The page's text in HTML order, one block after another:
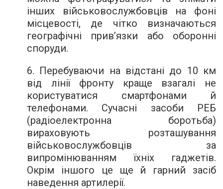
інших військовослужбовців на фоні
місцевості, де чітко визначаються
географічні прив’язки або оборонні
споруди.
6. Перебуваючи на відстані до 10 км
від лінії фронту краще взагалі не
користуватися смартфонами й
телефонами. Сучасні засоби РЕБ
(радіоелектронна боротьба)
вираховують розташування
військовослужбовців за
випромінюванням їхніх гаджетів.
Окрім іншого це ще й гарний засіб
наведення артилерії.